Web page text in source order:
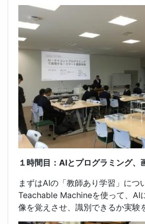
１時間目：AIとプログラミング
まずはAIの「教師あり学習」につ
Teachable Machineを使って、AI
像を覚えさせ、識別できるか実験